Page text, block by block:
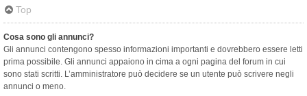
Top
Cosa sono gli annunci?
Gli annunci contengono spesso informazioni importanti e dovrebbero essere letti
prima possibile. Gli annunci appaiono in cima a ogni pagina del forum in cui
sono stati scritti. L’amministratore può decidere se un utente può scrivere negli
annunci o meno.